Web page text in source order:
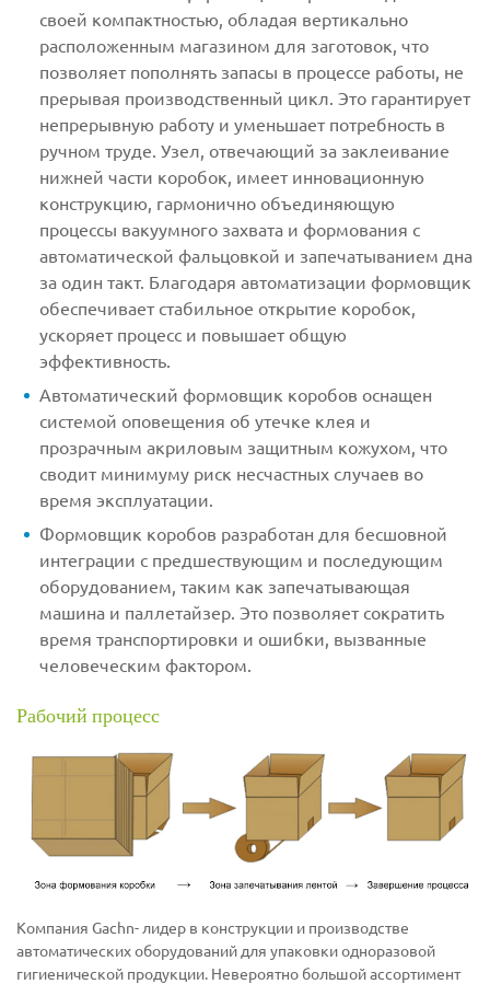
своей компактностью, обладая вертикально
расположенным магазином для заготовок, что
позволяет пополнять запасы в процессе работы, не
прерывая производственный цикл. Это гарантирует
непрерывную работу и уменьшает потребность в
ручном труде. Узел, отвечающий за заклеивание
нижней части коробок, имеет инновационную
конструкцию, гармонично объединяющую
процессы вакуумного захвата и формования с
автоматической фальцовкой и запечатыванием дна
за один такт. Благодаря автоматизации формовщик
обеспечивает стабильное открытие коробок,
ускоряет процесс и повышает общую
эффективность.
Автоматический формовщик коробов оснащен
системой оповещения об утечке клея и
прозрачным акриловым защитным кожухом, что
сводит минимуму риск несчастных случаев во
время эксплуатации.
Формовщик коробов разработан для бесшовной
интеграции с предшествующим и последующим
оборудованием, таким как запечатывающая
машина и паллетайзер. Это позволяет сократить
время транспортировки и ошибки, вызванные
человеческим фактором.
Рабочий процесс
Компания Gachn- лидер в конструкции и производстве
автоматических оборудований для упаковки одноразовой
гигиенической продукции. Невероятно большой ассортимент